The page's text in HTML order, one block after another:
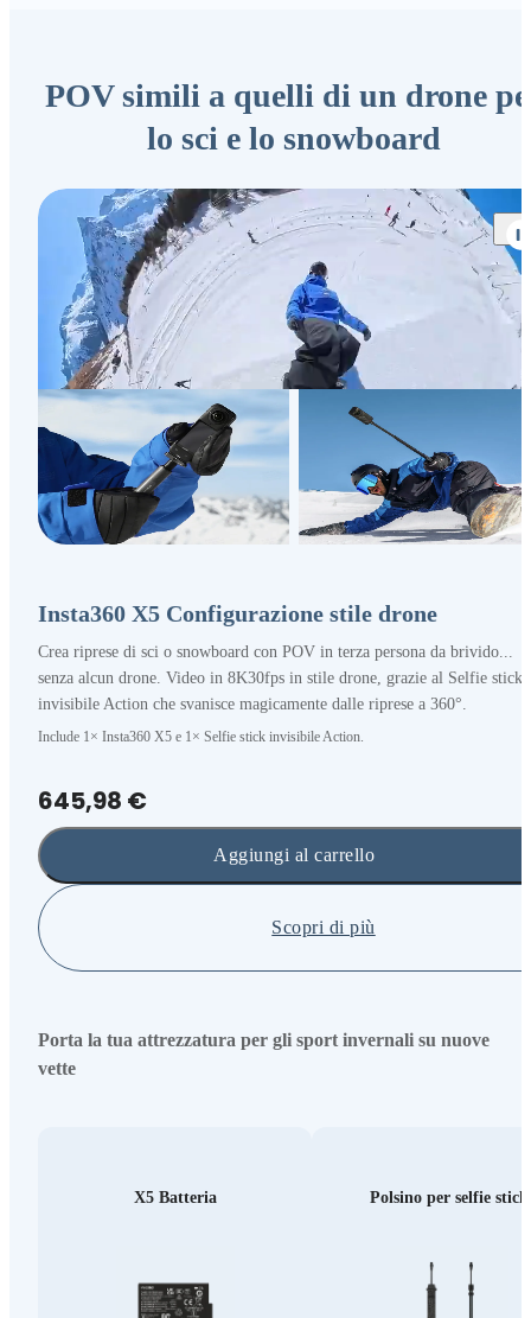
POV simili a quelli di un drone
lo sci e lo snowboard
Insta360 X5 Configurazione stile drone
Crea riprese di sci o snowboard con POV in terza persona da brivido...
senza alcun drone. Video in 8K30fps in stile drone, grazie al Selfie stick
invisibile Action che svanisce magicamente dalle riprese a 360°.
Include 1× Insta360 X5 e 1× Selfie stick invisibile Action.
645,98 €
Scopri di più
Aggiungi al carrello
Porta la tua attrezzatura per gli sport invernali su nuove
vette
X5 Batteria Polsino per selfie stick